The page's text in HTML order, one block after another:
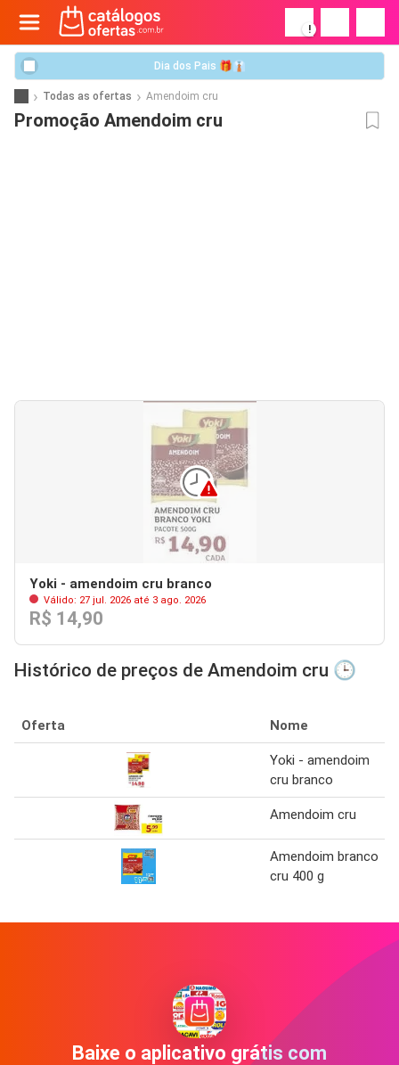
!
Dia dos Pais 🎁👔
Todas as ofertas Amendoim cru
Promoção Amendoim cru
Yoki - amendoim cru branco
Válido: 27 jul. 2026 até 3 ago. 2026
R$ 14,90
Histórico de preços de Amendoim cru 🕒
Oferta Nome
Yoki - amendoim
cru branco
Amendoim cru
Amendoim branco
cru 400 g
Baixe o aplicativo grátis com